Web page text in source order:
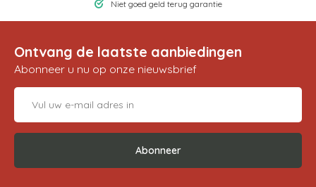
Niet goed geld terug garantie
Ontvang de laatste aanbiedingen
Abonneer u nu op onze nieuwsbrief
Abonneer